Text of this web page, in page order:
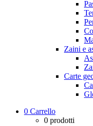
Zaini e
Carte
0 Carrello
0 prodotti